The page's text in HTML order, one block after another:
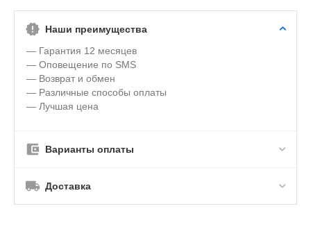
Наши преимущества
— Гарантия 12 месяцев
— Оповещение по SMS
— Возврат и обмен
— Различные способы оплаты
— Лучшая цена
Варианты оплаты
Доставка